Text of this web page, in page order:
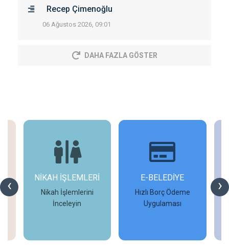
Recep Çimenoğlu
06 Ağustos 2026, 09:01
DAHA FAZLA GÖSTER
‹ ›
NİKAH İŞLEMLERİ
Nikah İşlemlerini
İnceleyin
E-BELEDİYE
Hızlı Borç Ödeme
Uygulaması